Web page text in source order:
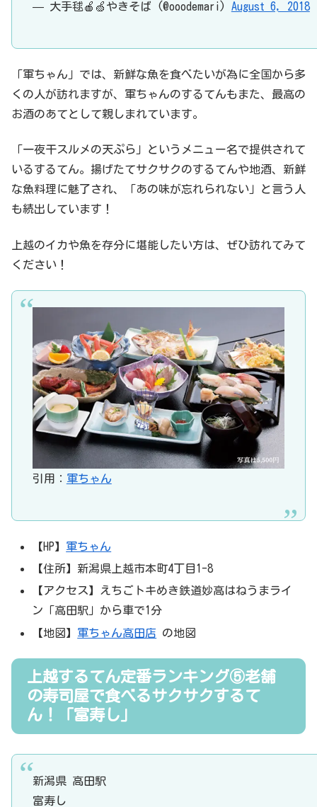
— 大手毬🍎🍏やきそば (@ooodemari) August 6, 2018
「軍ちゃん」では、新鮮な魚を食べたいが為に全国から多
くの人が訪れますが、軍ちゃんのするてんもまた、最高の
お酒のあてとして親しまれています。
「一夜干スルメの天ぷら」というメニュー名で提供されて
いるするてん。揚げたてサクサクのするてんや地酒、新鮮
な魚料理に魅了され、「あの味が忘れられない」と言う人
も続出しています！
上越のイカや魚を存分に堪能したい方は、ぜひ訪れてみて
ください！
引用： 軍ちゃん
【HP】 軍ちゃん
【住所】新潟県上越市本町4丁目1-8
【アクセス】えちごトキめき鉄道妙高はねうまライ
ン「高田駅」から車で1分
【地図】 軍ちゃん高田店 の地図
上越するてん定番ランキング⑤老舗
の寿司屋で食べるサクサクするて
ん！「富寿し」
新潟県 高田駅
富寿し